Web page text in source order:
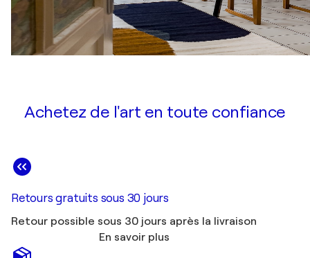
Achetez de l'art en toute confiance
Retours gratuits sous 30 jours
Retour possible sous 30 jours après la livraison
En savoir plus